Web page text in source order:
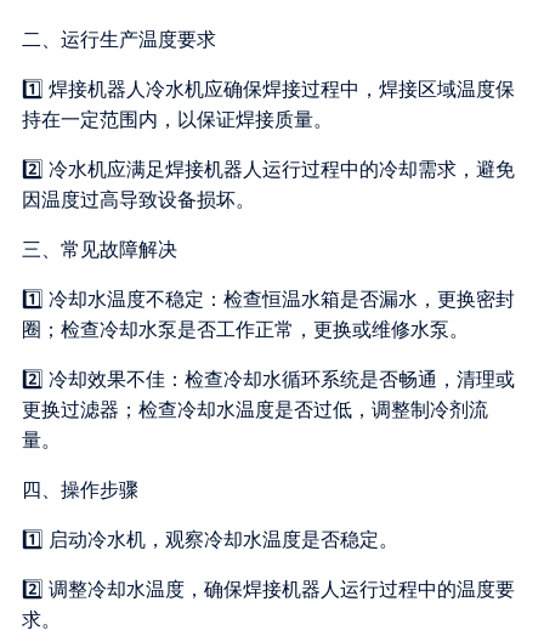
二、运行生产温度要求
1️⃣ 焊接机器人冷水机应确保焊接过程中，焊接区域温度保
持在一定范围内，以保证焊接质量。
2️⃣ 冷水机应满足焊接机器人运行过程中的冷却需求，避免
因温度过高导致设备损坏。
三、常见故障解决
1️⃣ 冷却水温度不稳定：检查恒温水箱是否漏水，更换密封
圈；检查冷却水泵是否工作正常，更换或维修水泵。
2️⃣ 冷却效果不佳：检查冷却水循环系统是否畅通，清理或
更换过滤器；检查冷却水温度是否过低，调整制冷剂流
量。
四、操作步骤
1️⃣ 启动冷水机，观察冷却水温度是否稳定。
2️⃣ 调整冷却水温度，确保焊接机器人运行过程中的温度要
求。